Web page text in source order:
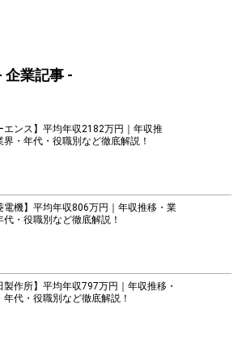
企業記事 -
エンス】平均年収2182万円｜年収推
界・年代・役職別など徹底解説！
電機】平均年収806万円｜年収推移・業
代・役職別など徹底解説！
製作所】平均年収797万円｜年収推移・
年代・役職別など徹底解説！